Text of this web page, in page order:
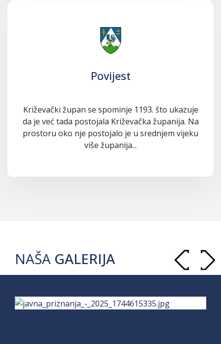
Povijest
Križevački župan se spominje 1193. što ukazuje
da je već tada postojala Križevačka županija. Na
prostoru oko nje postojalo je u srednjem vijeku
više županija...
NAŠA GALERIJA